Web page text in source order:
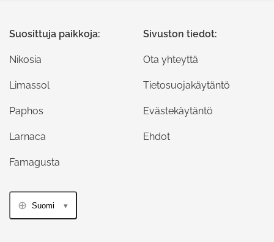
Suosittuja paikkoja:
Nikosia
Limassol
Paphos
Larnaca
Famagusta
Sivuston tiedot:
Ota yhteyttä
Tietosuojakäytäntö
Evästekäytäntö
Ehdot
Suomi